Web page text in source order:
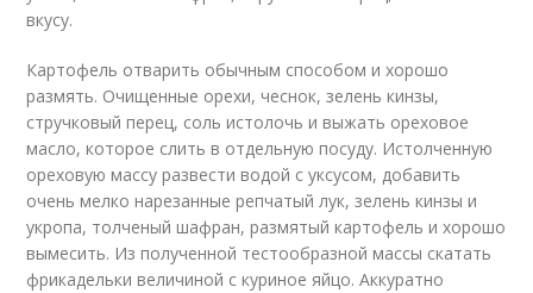
вкусу.
Картофель отварить обычным способом и хорошо
размять. Очищенные орехи, чеснок, зелень кинзы,
стручковый перец, соль истолочь и выжать ореховое
масло, которое слить в отдельную посуду. Истолченную
ореховую массу развести водой с уксусом, добавить
очень мелко нарезанные репчатый лук, зелень кинзы и
укропа, толченый шафран, размятый картофель и хорошо
вымесить. Из полученной тестообразной массы скатать
фрикадельки величиной с куриное яйцо. Аккуратно